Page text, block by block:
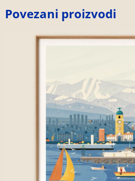
Povezani proizvodi